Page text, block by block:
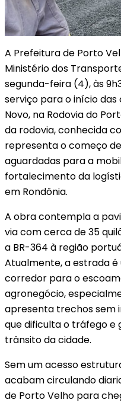
A Prefeitura de Porto
Ministério dos
segunda-feira (4), às
serviço para o início
Novo, na Rodovia do
da rodovia, conhecida
representa o começo
aguardadas para a
fortalecimento da
em Rondônia.
A obra contempla a
via com cerca de 35
a BR-364 à região
Atualmente, a estrada
corredor para o
agronegócio,
apresenta trechos sem
que dificulta o tráfego e
trânsito da cidade.
Sem um acesso
acabam circulando
de Porto Velho para